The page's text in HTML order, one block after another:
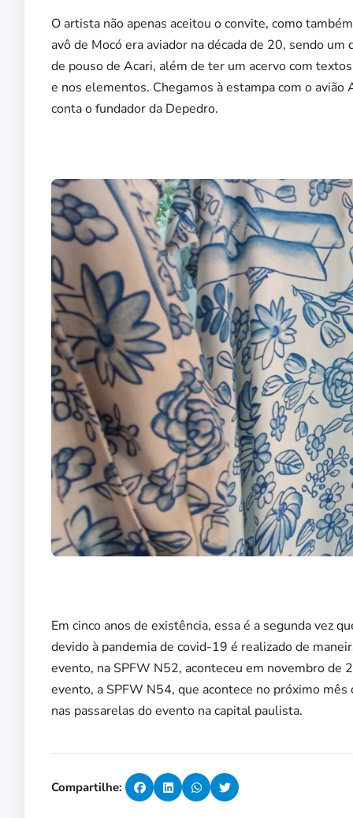
O artista não apenas aceitou o convite, como
avô de Mocó era aviador na década de 20, sendo
de pouso de Acari, além de ter um acervo com
e nos elementos. Chegamos à estampa com o avião
conta o fundador da Depedro.
Em cinco anos de existência, essa é a segunda vez
devido à pandemia de covid-19 é realizado de
evento, na SPFW N52, aconteceu em novembro de
evento, a SPFW N54, que acontece no próximo
nas passarelas do evento na capital paulista.
Compartilhe: